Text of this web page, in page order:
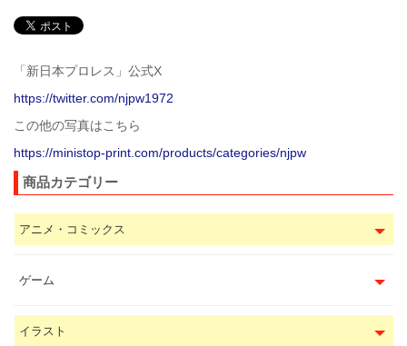
「新日本プロレス」公式X
https://twitter.com/njpw1972
この他の写真はこちら
https://ministop-print.com/products/categories/njpw
商品カテゴリー
アニメ・コミックス
ゲーム
イラスト